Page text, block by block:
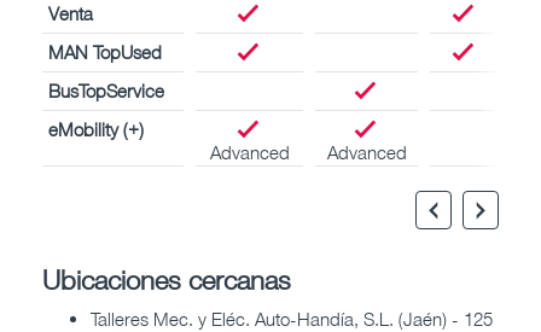
Venta
MAN TopUsed
BusTopService
eMobility (+)
Advanced
Advanced
Ubicaciones cercanas
Talleres Mec. y Eléc. Auto-Handía, S.L. (Jaén) - 125